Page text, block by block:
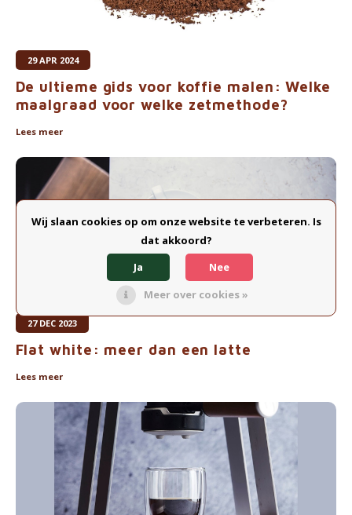
29 APR 2024
De ultieme gids voor koffie malen: Welke
maalgraad voor welke zetmethode?
Lees meer
27 DEC 2023
Flat white: meer dan een latte
Lees meer
Wij slaan cookies op om onze website te verbeteren. Is
dat akkoord?
Ja
Nee
Meer over cookies »